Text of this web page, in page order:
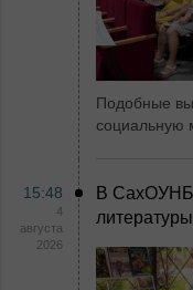
Подобные
социальную
15:48
4
августа
2026
В СахОУНБ